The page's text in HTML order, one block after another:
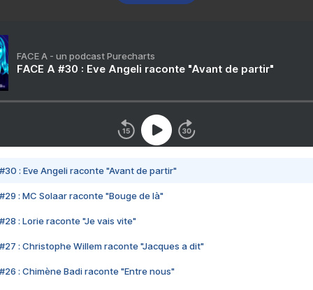
FACE A - un podcast Purecharts
FACE A #30 : Eve Angeli raconte "Avant de partir"
#30 : Eve Angeli raconte "Avant de partir"
#29 : MC Solaar raconte "Bouge de là"
#28 : Lorie raconte "Je vais vite"
#27 : Christophe Willem raconte "Jacques a dit"
#26 : Chimène Badi raconte "Entre nous"